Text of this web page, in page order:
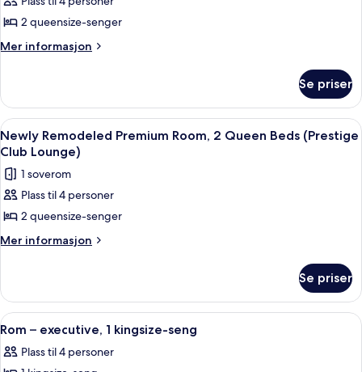
Club
Lounge)
av
Luksussuite,
2
(Newly
Remodeled,
Prestige
Club
Lounge)
2 queensize-senger
Mer informasjon
Mer
2
queensize-
senger
(Newly
Remodeled,
Prestige
Club
Se priser
Åpne
alle
bildene
av
Newly
Remodeled
Premium
Queen
Beds
(Prestige
Club
Lounge)
8
Newly Remodeled Premium Room, 2 Queen Beds (Prestige
Club Lounge)
1 soverom
Plass til 4 personer
2 queensize-senger
Mer informasjon
Mer
Remodeled
Premium
Room,
Queen
Se priser
Åpne
alle
bildene
Rom – executive, 1 kingsize-seng |
6
Rom – executive, 1 kingsize-seng
Plass til 4 personer